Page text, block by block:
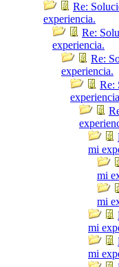
Re:
experiencia.
Re:
experiencia.
Re:
experiencia.
Re:
mi
mi
mi
mi
mi